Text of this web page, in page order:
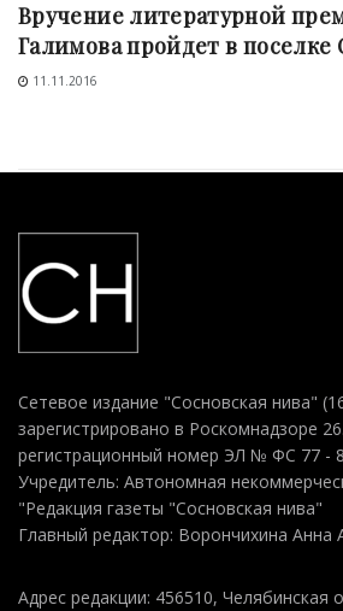
Вручение литературной
Галимова пройдет в поселке
11.11.2016
Сетевое издание "Сосновская нива"
зарегистрировано в Роскомнадзоре
регистрационный номер ЭЛ № ФС 77 -
Учредитель: Автономная
"Редакция газеты "Сосновская нива"
Главный редактор: Ворончихина Анна
Адрес редакции: 456510, Челябинская